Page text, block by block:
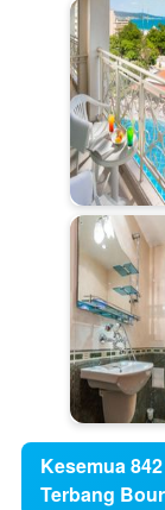
Kesemua
Terbang